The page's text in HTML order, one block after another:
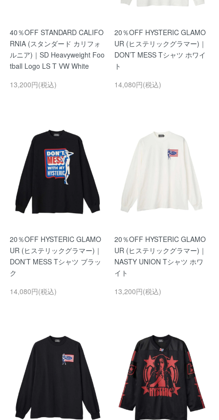
40％OFF STANDARD CALIFO
RNIA (スタンダード カリフォ
ルニア)｜SD Heavyweight Foo
tball Logo LS T VW White
13,200円(税込)
20％OFF HYSTERIC GLAMO
UR (ヒステリックグラマー)｜
DON’T MESS Tシャツ ホワイ
ト
14,080円(税込)
20％OFF HYSTERIC GLAMO
UR (ヒステリックグラマー)｜
DON’T MESS Tシャツ ブラッ
ク
14,080円(税込)
20％OFF HYSTERIC GLAMO
UR (ヒステリックグラマー)｜
NASTY UNION Tシャツ ホワ
イト
13,200円(税込)